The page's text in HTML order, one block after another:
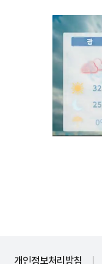
개인정보처리방침